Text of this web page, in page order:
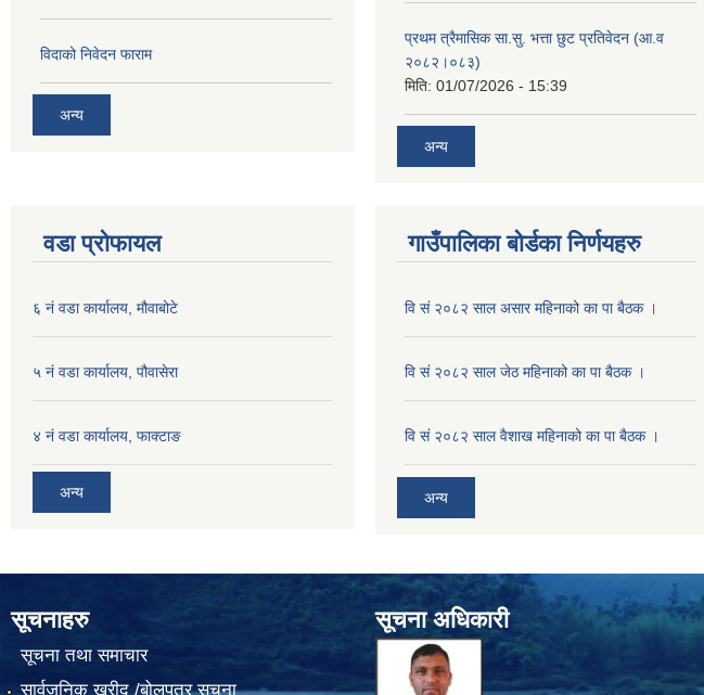
विदाको निवेदन फाराम
अन्य
प्रथम त्रैमासिक सा.सु. भत्ता छुट प्रतिवेदन (आ.व
२०८२।०८३)
मिति: 01/07/2026 - 15:39
अन्य
वडा प्रोफायल
६ नं वडा कार्यालय, मौवाबोटे
५ नं वडा कार्यालय, पौवासेरा
४ नं वडा कार्यालय, फाक्टाङ
अन्य
गाउँपालिका बोर्डका निर्णयहरु
वि सं २०८२ साल असार महिनाको का पा बैठक ।
वि सं २०८२ साल जेठ महिनाको का पा बैठक ।
वि सं २०८२ साल वैशाख महिनाको का पा बैठक ।
अन्य
सूचनाहरु
सूचना तथा समाचार
सार्वजनिक खरीद /बोलपत्र सूचना
सूचना अधिकारी